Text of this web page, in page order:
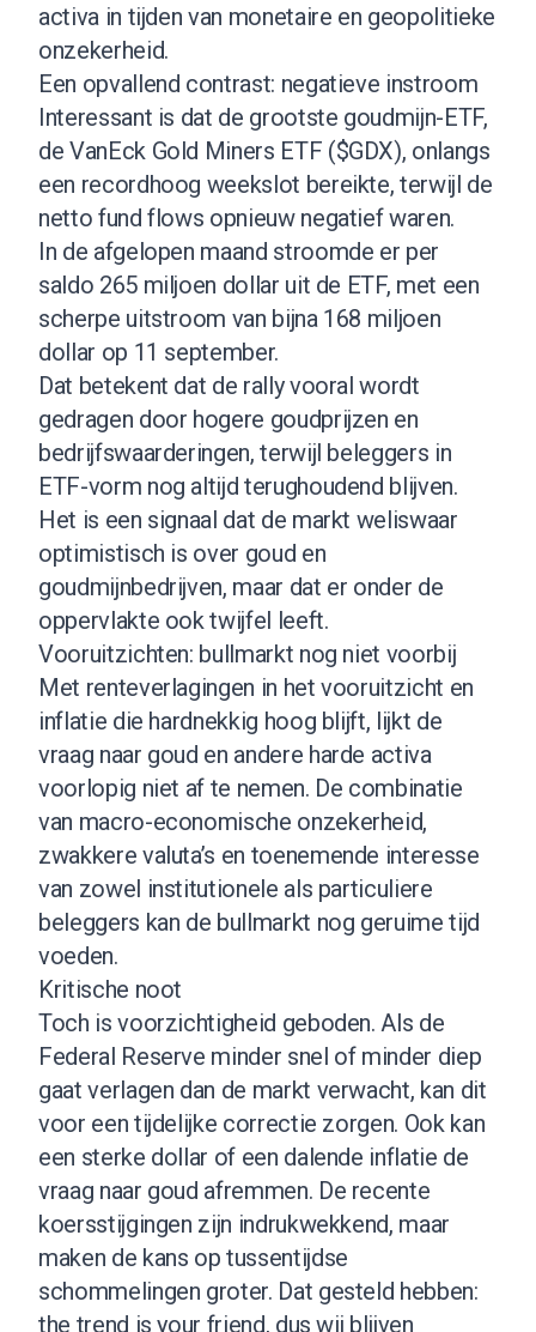
activa in tijden van monetaire en geopolitieke
onzekerheid.
Een opvallend contrast: negatieve instroom
Interessant is dat de grootste goudmijn-ETF,
de VanEck Gold Miners ETF ($GDX), onlangs
een recordhoog weekslot bereikte, terwijl de
netto fund flows opnieuw negatief waren.
In de afgelopen maand stroomde er per
saldo 265 miljoen dollar uit de ETF, met een
scherpe uitstroom van bijna 168 miljoen
dollar op 11 september.
Dat betekent dat de rally vooral wordt
gedragen door hogere goudprijzen en
bedrijfswaarderingen, terwijl beleggers in
ETF-vorm nog altijd terughoudend blijven.
Het is een signaal dat de markt weliswaar
optimistisch is over goud en
goudmijnbedrijven, maar dat er onder de
oppervlakte ook twijfel leeft.
Vooruitzichten: bullmarkt nog niet voorbij
Met renteverlagingen in het vooruitzicht en
inflatie die hardnekkig hoog blijft, lijkt de
vraag naar goud en andere harde activa
voorlopig niet af te nemen. De combinatie
van macro-economische onzekerheid,
zwakkere valuta’s en toenemende interesse
van zowel institutionele als particuliere
beleggers kan de bullmarkt nog geruime tijd
voeden.
Kritische noot
Toch is voorzichtigheid geboden. Als de
Federal Reserve minder snel of minder diep
gaat verlagen dan de markt verwacht, kan dit
voor een tijdelijke correctie zorgen. Ook kan
een sterke dollar of een dalende inflatie de
vraag naar goud afremmen. De recente
koersstijgingen zijn indrukwekkend, maar
maken de kans op tussentijdse
schommelingen groter. Dat gesteld hebben:
the trend is your friend, dus wij blijven